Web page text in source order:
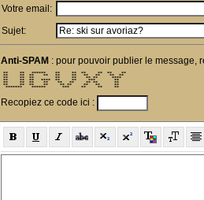
Votre email:
Sujet:
Anti-SPAM : pour pouvoir publier le message,
**     **   ******    **     **  **     **  **    **
**     **  **    **   **     **   **   **    **  **
**     **  **         **     **    ** **      ****
**     **  **   ****  **     **     ***        **
**     **  **    **    **   **     ** **       **
**     **  **    **     ** **     **   **      **
  *******    ******       ***     **     **     **
Recopiez ce code ici :